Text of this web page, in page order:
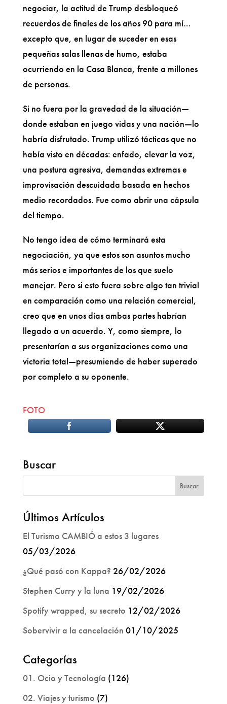
negociar, la actitud de Trump desbloqueó
recuerdos de finales de los años 90 para mí…
excepto que, en lugar de suceder en esas
pequeñas salas llenas de humo, estaba
ocurriendo en la Casa Blanca, frente a millones
de personas.
Si no fuera por la gravedad de la situación—
donde estaban en juego vidas y una nación—lo
habría disfrutado. Trump utilizó tácticas que no
había visto en décadas: enfado, elevar la voz,
una postura agresiva, demandas extremas e
improvisación descuidada basada en hechos
medio recordados. Fue como abrir una cápsula
del tiempo.
No tengo idea de cómo terminará esta
negociación, ya que estos son asuntos mucho
más serios e importantes de los que suelo
manejar. Pero si esto fuera sobre algo tan trivial
en comparación como una relación comercial,
creo que en unos días ambas partes habrían
llegado a un acuerdo. Y, como siempre, lo
presentarían a sus organizaciones como una
victoria total—presumiendo de haber superado
por completo a su oponente.
FOTO
Buscar
Últimos Artículos
El Turismo CAMBIÓ a estos 3 lugares
05/03/2026
¿Qué pasó con Kappa? 26/02/2026
Stephen Curry y la luna 19/02/2026
Spotify wrapped, su secreto 12/02/2026
Sobervivir a la cancelación 01/10/2025
Categorías
01. Ocio y Tecnología (126)
02. Viajes y turismo (7)